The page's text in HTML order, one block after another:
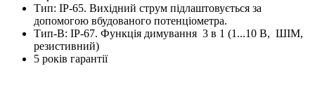
Тип: IP-65. Вихідний струм підлаштовується за
допомогою вбудованого потенціометра.
Тип-B: IP-67. Функція димування 3 в 1 (1...10 В, ШІМ,
резистивний)
5 років гарантії